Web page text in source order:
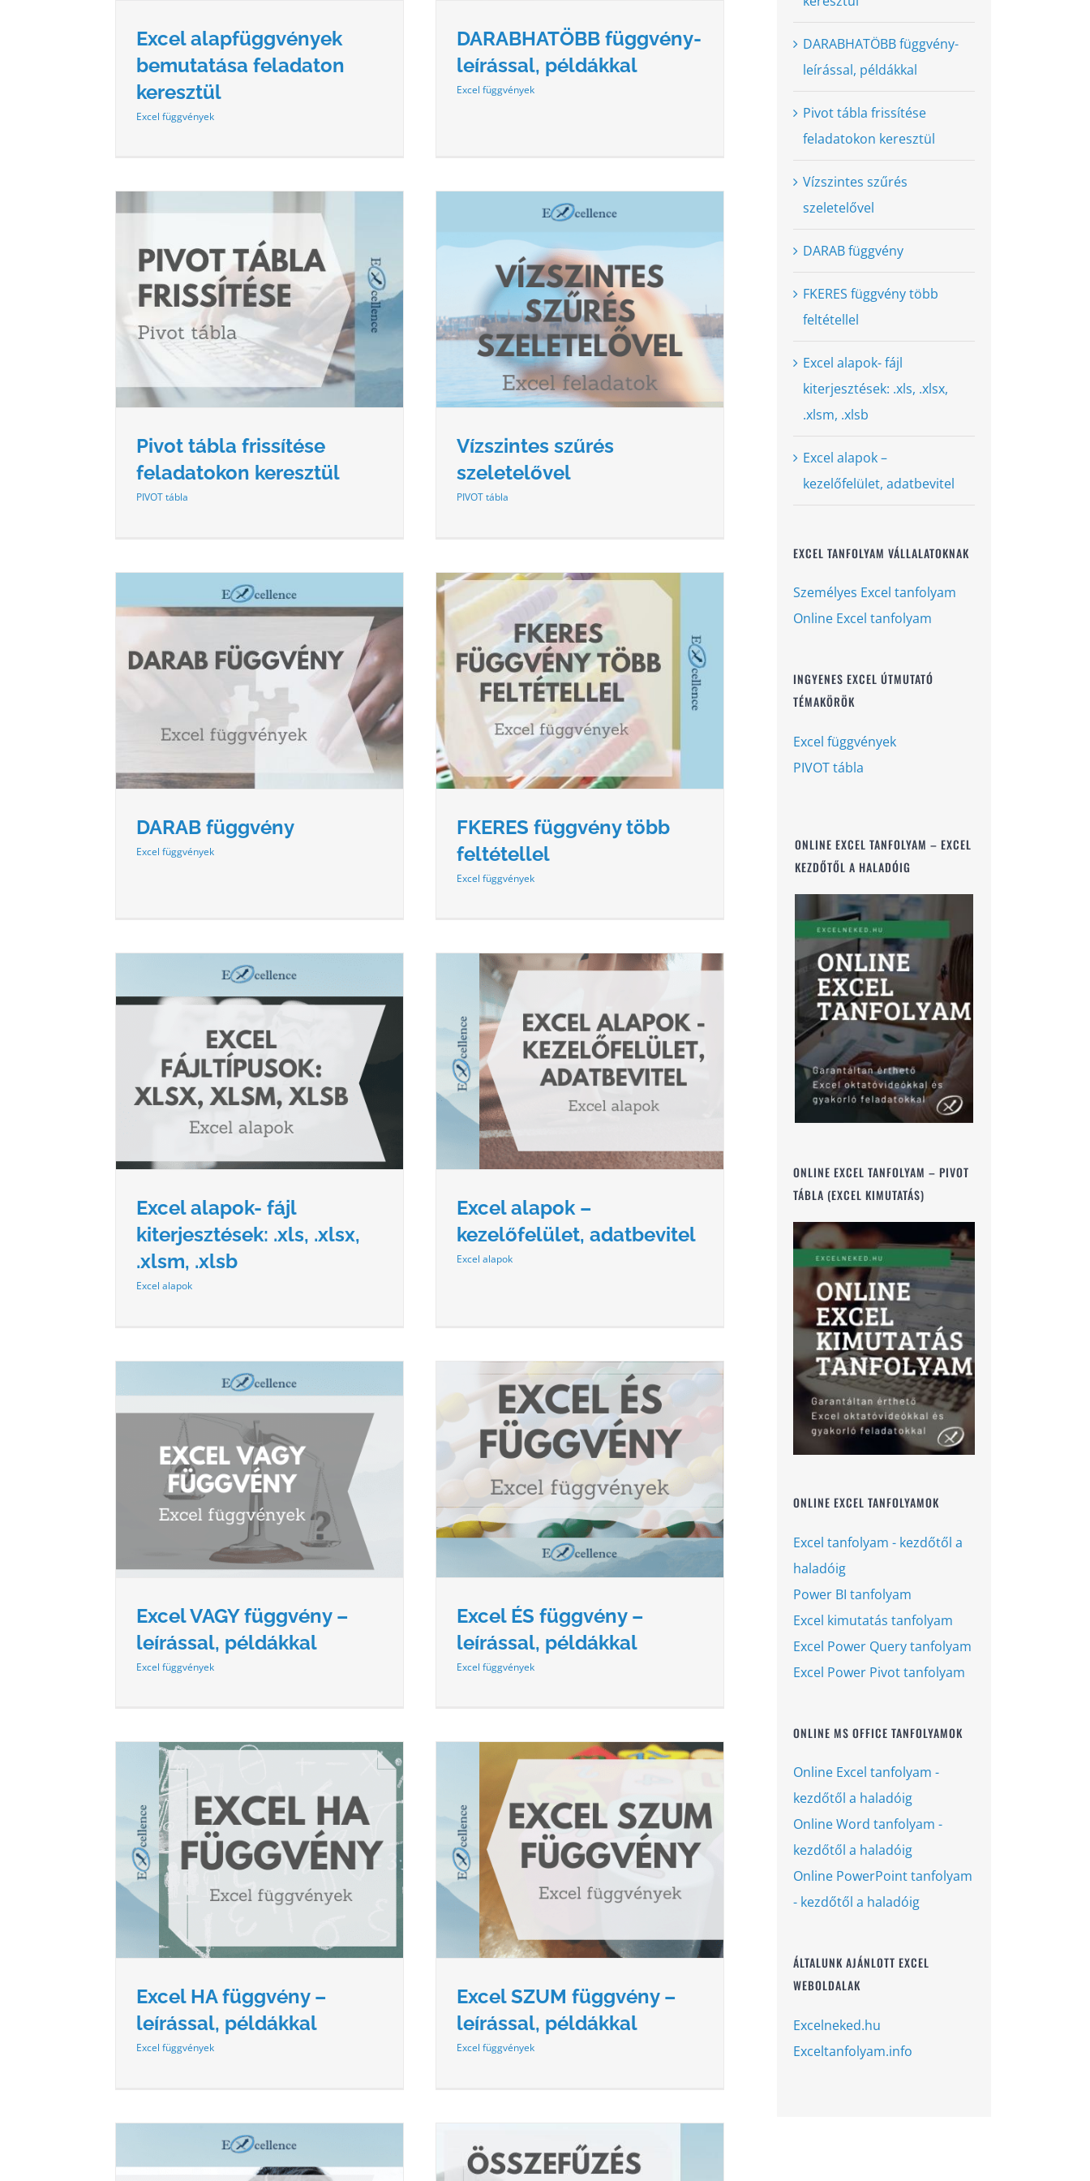
Excel alapfüggvények
bemutatása feladaton
keresztül
Excel függvények
DARABHATÖBB függvény-
leírással, példákkal
Excel függvények
Pivot tábla frissítése
feladatokon keresztül
PIVOT tábla
VÍZSZINTES SZŰRÉS SZELETELŐVEL
PIVOT tábla
Vízszintes szűrés
szeletelővel
PIVOT tábla
DARAB függvény
Excel függvények
FKERES FÜGGVÉNY TÖBB FELTÉTELLEL
Excel függvények
FKERES függvény több
feltétellel
Excel függvények
Excel alapok- fájl
kiterjesztések: .xls, .xlsx,
.xlsm, .xlsb
Excel alapok
EXCEL ALAPOK – KEZELŐFELÜLET,
ADATBEVITEL
Excel alapok
Excel alapok –
kezelőfelület, adatbevitel
Excel alapok
Excel VAGY függvény –
leírással, példákkal
Excel függvények
EXCEL ÉS FÜGGVÉNY – LEÍRÁSSAL,
PÉLDÁKKAL
Excel függvények
Excel ÉS függvény –
leírással, példákkal
Excel függvények
Excel HA függvény –
leírással, példákkal
Excel függvények
EXCEL SZUM FÜGGVÉNY – LEÍRÁSSAL,
PÉLDÁKKAL
Excel függvények
Excel SZUM függvény –
leírással, példákkal
Excel függvények
DARABHATÖBB függvény-
leírással, példákkal
Pivot tábla frissítése
feladatokon keresztül
Vízszintes szűrés
szeletelővel
DARAB függvény
FKERES függvény több
feltétellel
Excel alapok- fájl
kiterjesztések: .xls, .xlsx,
.xlsm, .xlsb
Excel alapok –
kezelőfelület, adatbevitel
EXCEL TANFOLYAM VÁLLALATOKNAK
Személyes Excel tanfolyam
Online Excel tanfolyam
INGYENES EXCEL ÚTMUTATÓ
TÉMAKÖRÖK
Excel függvények
PIVOT tábla
ONLINE EXCEL TANFOLYAM – EXCEL
KEZDŐTŐL A HALADÓIG
ONLINE EXCEL TANFOLYAM – PIVOT
TÁBLA (EXCEL KIMUTATÁS)
ONLINE EXCEL TANFOLYAMOK
Excel tanfolyam - kezdőtől a
haladóig
Power BI tanfolyam
Excel kimutatás tanfolyam
Excel Power Query tanfolyam
Excel Power Pivot tanfolyam
ONLINE MS OFFICE TANFOLYAMOK
Online Excel tanfolyam -
kezdőtől a haladóig
Online Word tanfolyam -
kezdőtől a haladóig
Online PowerPoint tanfolyam
- kezdőtől a haladóig
ÁLTALUNK AJÁNLOTT EXCEL
WEBOLDALAK
Excelneked.hu
Exceltanfolyam.info